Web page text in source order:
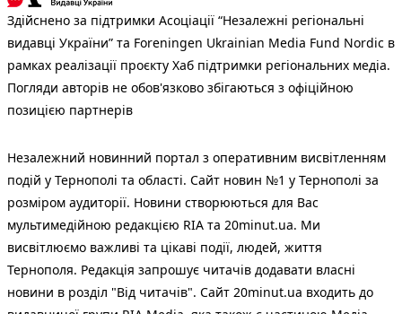
Здійснено за підтримки Асоціації “Незалежні регіональні
видавці України” та Foreningen Ukrainian Media Fund Nordic в
рамках реалізації проєкту Хаб підтримки регіональних медіа.
Погляди авторів не обов'язково збігаються з офіційною
позицією партнерів
Незалежний новинний портал з оперативним висвітленням
подій у Тернополі та області. Сайт новин №1 у Тернополі за
розміром аудиторії. Новини створюються для Вас
мультимедійною редакцією RIA та 20minut.ua. Ми
висвітлюємо важливі та цікаві події, людей, життя
Тернополя. Редакція запрошує читачів додавати власні
новини в розділ "Від читачів". Сайт 20minut.ua входить до